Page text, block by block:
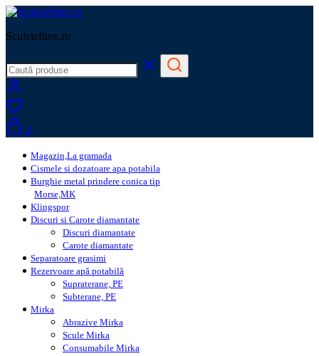
Sculeieftine.ro
0
Magazin,La gramada
Cismele si dozatoare apa potabila
Burghie metal prindere conica tip
Morse,MK
Klingspor
Discuri si Carote diamantate
Discuri diamantate
Carote diamantate
Separatoare grasimi
Rezervoare apă potabilă
Supraterane, PE
Subterane, PE
Mirka
Abrazive Mirka
Scule Mirka
Consumabile Mirka